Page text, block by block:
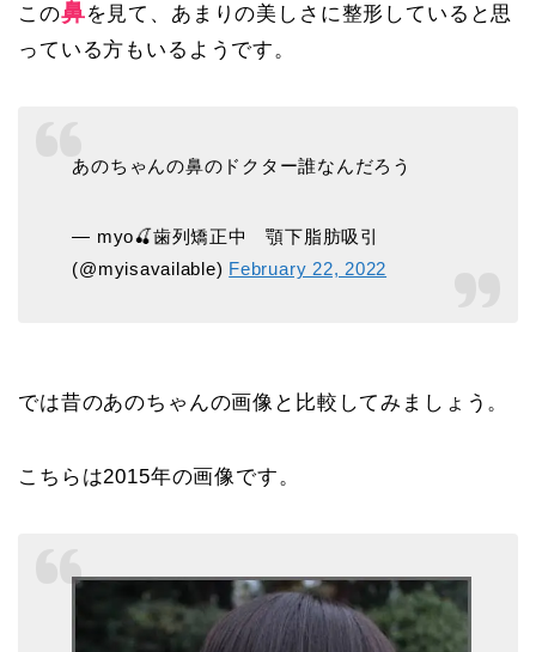
この鼻を見て、あまりの美しさに整形していると思
っている方もいるようです。
あのちゃんの鼻のドクター誰なんだろう
— myo🍒歯列矯正中 顎下脂肪吸引
(@myisavailable) February 22, 2022
では昔のあのちゃんの画像と比較してみましょう。
こちらは2015年の画像です。